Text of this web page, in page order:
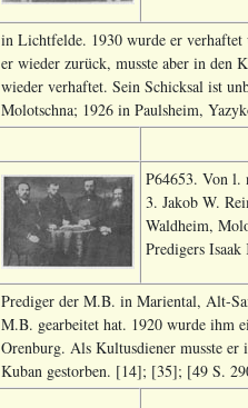
in Lichtfelde. 1930 wurde er verhaftet
er wieder zurück, musste aber in den
wieder verhaftet. Sein Schicksal ist
Molotschna; 1926 in Paulsheim,
P64653. Von l.
3. Jakob W.
Waldheim,
Predigers
Prediger der M.B. in Mariental, Alt-
M.B. gearbeitet hat. 1920 wurde ihm
Orenburg. Als Kultusdiener musste er
Kuban gestorben. [14]; [35]; [49 S.